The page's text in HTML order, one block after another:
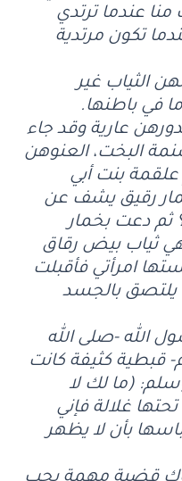
منا عندما ترتدي
تكون مرتدية
الثياب غير
في باطنها.
عارية وقد جاء
البخت، العنوهن
بنت أبي
رقيق يشف عن
ثم دعت بخمار
ثياب بيض رقاق
امرأتي فأقبلت
يلتصق بالجسد
الله -صلى الله
قبطية كثيفة كانت
(ما لك لا
غلالة فإني
بأن لا يظهر